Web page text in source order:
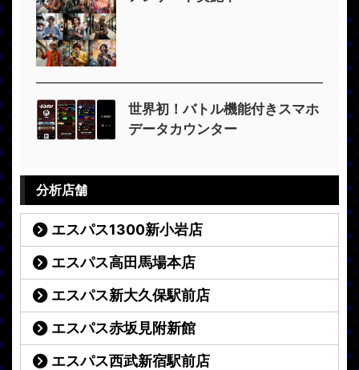
世界初！バトル機能付きスマホ
データカウンター
分析店舗
エスパス1300新小岩店
エスパス高田馬場本店
エスパス新大久保駅前店
エスパス赤坂見附新館
エスパス西武新宿駅前店